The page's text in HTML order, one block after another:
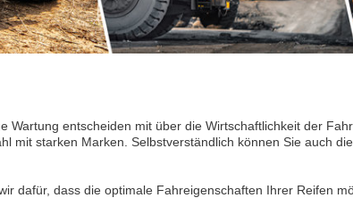
Wartung entscheiden mit über die Wirtschaftlichkeit der
mit starken Marken. Selbstverständlich können Sie auch
dafür, dass die optimale Fahreigenschaften Ihrer Reifen